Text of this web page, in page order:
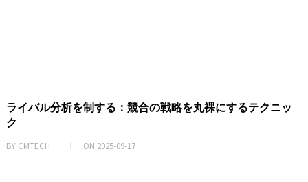
ライバル分析を制する：競合の戦略を丸裸にするテクニッ
ク
BY CMTECH ON 2025-09-17